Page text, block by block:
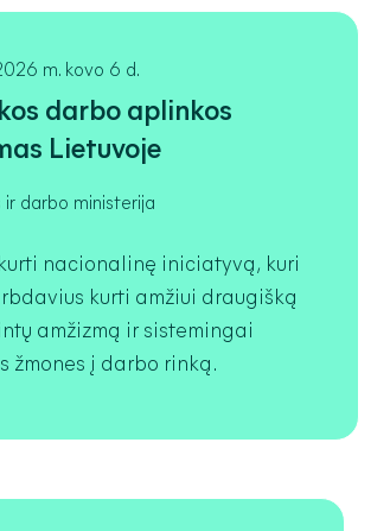
m. kovo 6 d.
darbo aplinkos
Lietuvoje
ir darbo ministerija
nacionalinę iniciatyvą, kuri
kurti amžiui draugišką
amžizmą ir sistemingai
žmones į darbo rinką.